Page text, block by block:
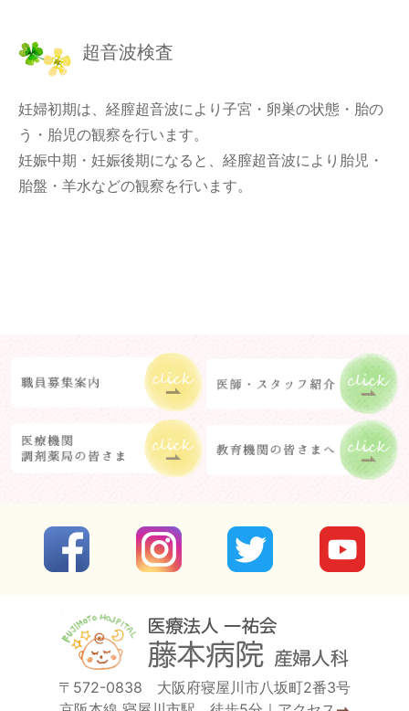
超音波検査
妊婦初期は、経膣超音波により子宮・卵巣の状態・胎の
う・胎児の観察を行います。
妊娠中期・妊娠後期になると、経膣超音波により胎児・
胎盤・羊水などの観察を行います。
〒572-0838 大阪府寝屋川市八坂町2番3号